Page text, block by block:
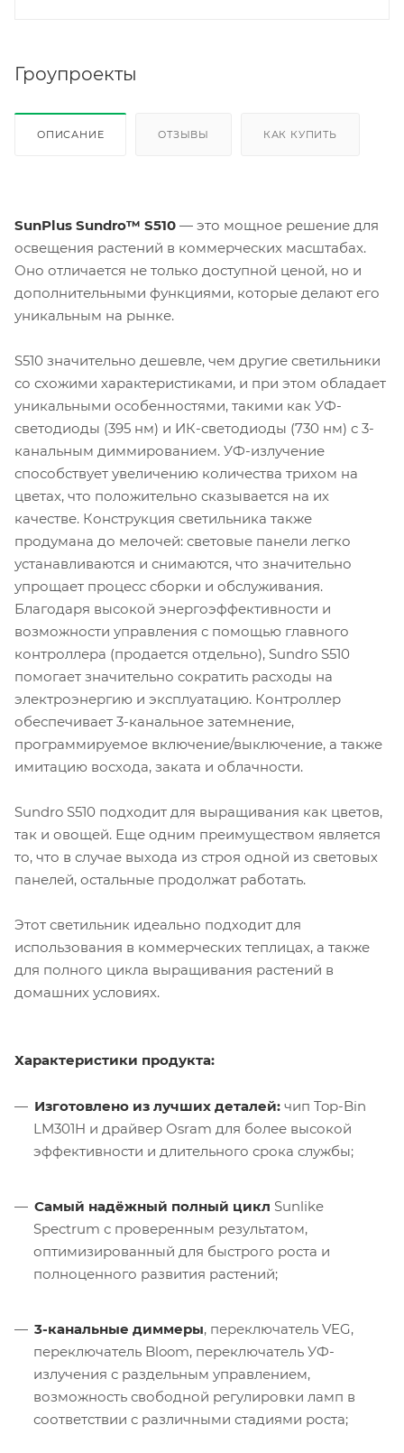
Гроупроекты
ОПИСАНИЕ ОТЗЫВЫ КАК КУПИТЬ
SunPlus Sundro™ S510 — это мощное решение для
освещения растений в коммерческих масштабах.
Оно отличается не только доступной ценой, но и
дополнительными функциями, которые делают его
уникальным на рынке.
S510 значительно дешевле, чем другие светильники
со схожими характеристиками, и при этом обладает
уникальными особенностями, такими как УФ-
светодиоды (395 нм) и ИК-светодиоды (730 нм) с 3-
канальным диммированием. УФ-излучение
способствует увеличению количества трихом на
цветах, что положительно сказывается на их
качестве. Конструкция светильника также
продумана до мелочей: световые панели легко
устанавливаются и снимаются, что значительно
упрощает процесс сборки и обслуживания.
Благодаря высокой энергоэффективности и
возможности управления с помощью главного
контроллера (продается отдельно), Sundro S510
помогает значительно сократить расходы на
электроэнергию и эксплуатацию. Контроллер
обеспечивает 3-канальное затемнение,
программируемое включение/выключение, а также
имитацию восхода, заката и облачности.
Sundro S510 подходит для выращивания как цветов,
так и овощей. Еще одним преимуществом является
то, что в случае выхода из строя одной из световых
панелей, остальные продолжат работать.
Этот светильник идеально подходит для
использования в коммерческих теплицах, а также
для полного цикла выращивания растений в
домашних условиях.
Характеристики продукта:
Изготовлено из лучших деталей: чип Top-Bin
LM301H и драйвер Osram для более высокой
эффективности и длительного срока службы;
Самый надёжный полный цикл Sunlike
Spectrum с проверенным результатом,
оптимизированный для быстрого роста и
полноценного развития растений;
3-канальные диммеры, переключатель VEG,
переключатель Bloom, переключатель УФ-
излучения с раздельным управлением,
возможность свободной регулировки ламп в
соответствии с различными стадиями роста;